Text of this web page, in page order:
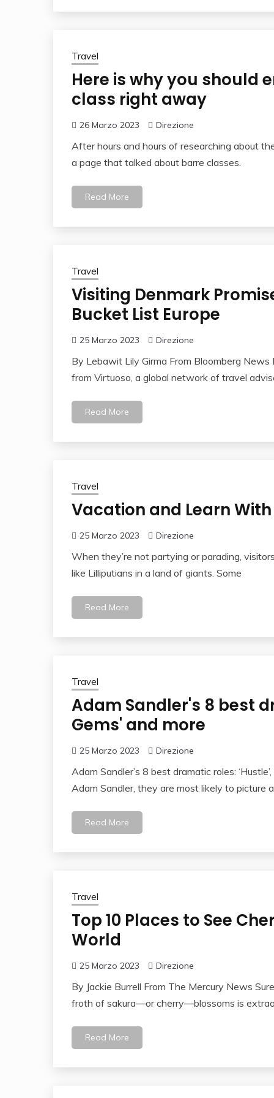
Travel
Here is why you should
class right away
26 Marzo 2023 Direzione
After hours and hours of researching about
a page that talked about barre classes.
Read More
Travel
Visiting Denmark
Bucket List Europe
25 Marzo 2023 Direzione
By Lebawit Lily Girma From Bloomberg
from Virtuoso, a global network of travel
Read More
Travel
Vacation and Learn
25 Marzo 2023 Direzione
When they’re not partying or parading,
like Lilliputians in a land of giants. Some
Read More
Travel
Adam Sandler's 8 best
Gems' and more
25 Marzo 2023 Direzione
Adam Sandler’s 8 best dramatic roles:
Adam Sandler, they are most likely to picture
Read More
Travel
Top 10 Places to See
World
25 Marzo 2023 Direzione
By Jackie Burrell From The Mercury News
froth of sakura—or cherry—blossoms is
Read More